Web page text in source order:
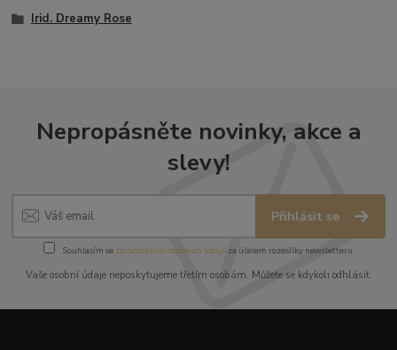
Irid. Dreamy Rose
Nepropásněte novinky, akce a
slevy!
Přihlásit se
Souhlasím se zpracováním osobních údajůza účelem rozesílky newsletteru.
Vaše osobní údaje neposkytujeme třetím osobám. Můžete se kdykoli odhlásit.